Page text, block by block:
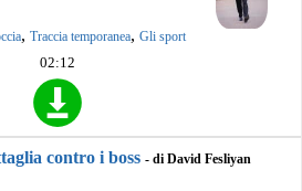
, Traccia temporanea, Gli sport
02:12
contro i boss - di David Fesliyan